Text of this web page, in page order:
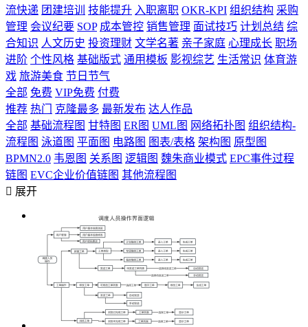
流快递 团建培训 技能提升 入职离职 OKR-KPI 组织结构 采购
管理 会议纪要 SOP 成本管控 销售管理 面试技巧 计划总结 综
合知识 人文历史 投资理财 文学名著 亲子家庭 心理成长 职场
进阶 个性风格 基础版式 通用模板 影视综艺 生活常识 体育游
戏 旅游美食 节日节气
全部 免费 VIP免费 付费
推荐 热门 克隆最多 最新发布 达人作品
全部 基础流程图 甘特图 ER图 UML图 网络拓扑图 组织结构-
流程图 泳道图 平面图 电路图 图表/表格 架构图 原型图
BPMN2.0 韦恩图 关系图 逻辑图 魏朱商业模式 EPC事件过程
链图 EVC企业价值链图 其他流程图
 展开